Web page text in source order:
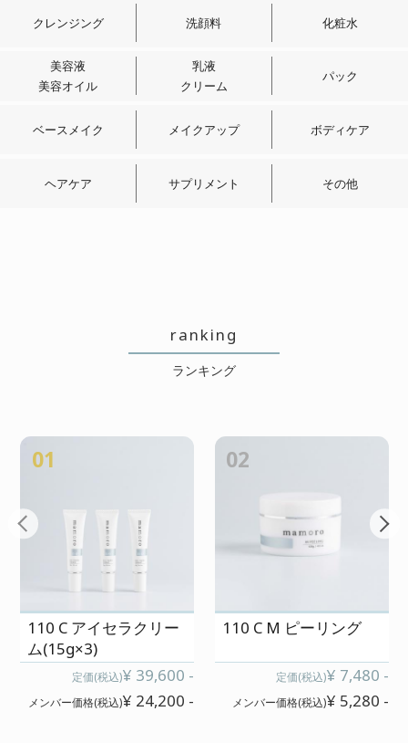
クレンジング 洗顔料 化粧水
美容液
美容オイル
乳液
クリーム
パック
ベースメイク メイクアップ ボディケア
ヘアケア サプリメント その他
ranking
ランキング
01
110 C アイセラクリー
ム(15g×3)
定価(税込)¥ 39,600 -
メンバー価格(税込)¥ 24,200 -
02
110 C M ピーリング
定価(税込)¥ 7,480 -
メンバー価格(税込)¥ 5,280 -